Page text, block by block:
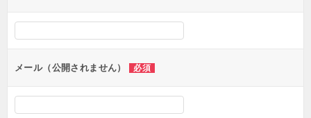
メール（公開されません） 必須